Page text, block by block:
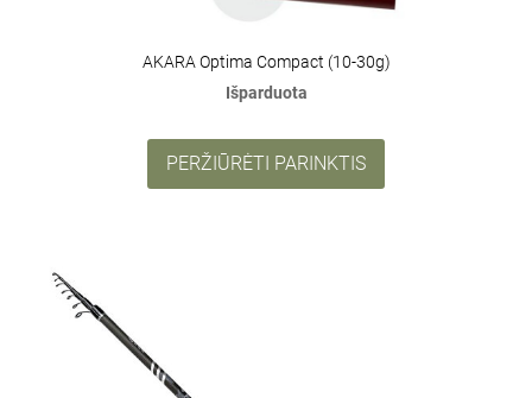
AKARA Optima Compact (10-30g)
Išparduota
PERŽIŪRĖTI PARINKTIS